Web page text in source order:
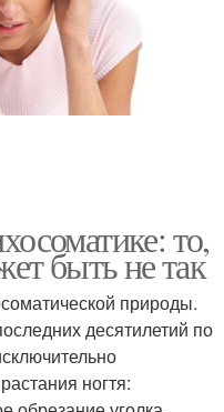
то,
быть не так
природы.
десятилетий по
ногтя: